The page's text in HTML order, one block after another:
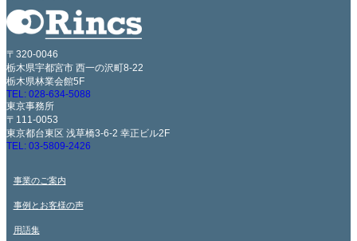
〒320-0046
栃木県宇都宮市 西一の沢町8-22
栃木県林業会館5F
TEL: 028-634-5088
東京事務所
〒111-0053
東京都台東区 浅草橋3-6-2 幸正ビル2F
TEL: 03-5809-2426
事業のご案内
事例とお客様の声
用語集